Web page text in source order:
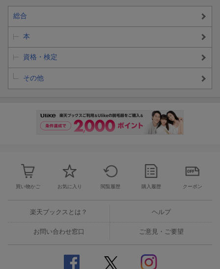
総合
本
資格・検定
その他
買い物かご お気に入り 閲覧履歴 購入履歴 クーポン
楽天ブックスとは？ ヘルプ
お問い合わせ窓口 ご意見・ご要望